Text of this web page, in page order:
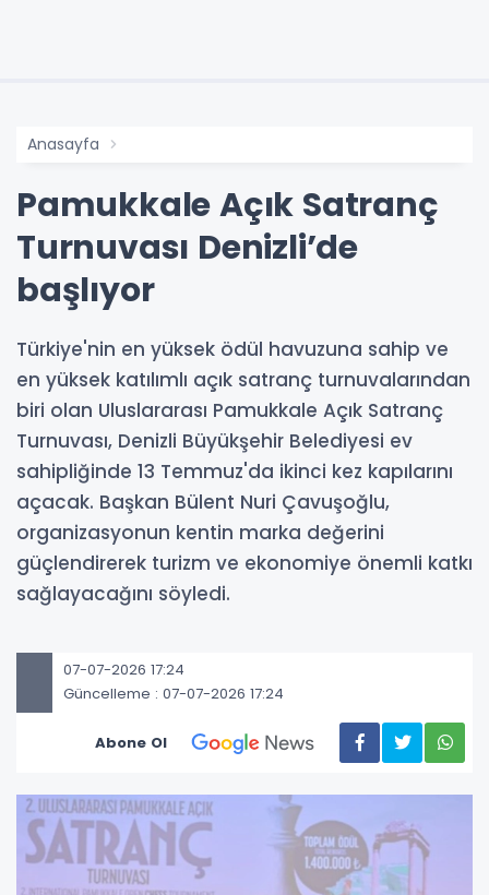
Anasayfa
Pamukkale Açık Satranç
Turnuvası Denizli’de
başlıyor
Türkiye'nin en yüksek ödül havuzuna sahip ve
en yüksek katılımlı açık satranç turnuvalarından
biri olan Uluslararası Pamukkale Açık Satranç
Turnuvası, Denizli Büyükşehir Belediyesi ev
sahipliğinde 13 Temmuz'da ikinci kez kapılarını
açacak. Başkan Bülent Nuri Çavuşoğlu,
organizasyonun kentin marka değerini
güçlendirerek turizm ve ekonomiye önemli katkı
sağlayacağını söyledi.
07-07-2026 17:24
Güncelleme : 07-07-2026 17:24
Abone Ol